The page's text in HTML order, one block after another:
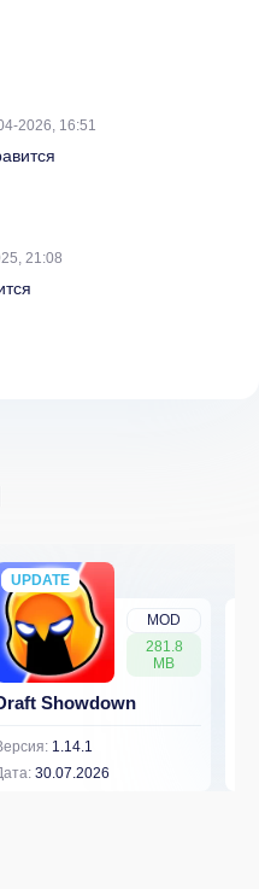
2026, 16:51
21:08
MOD
281.8
MB
UPDATE
NEW
Showdown
1.14.1
30.07.2026